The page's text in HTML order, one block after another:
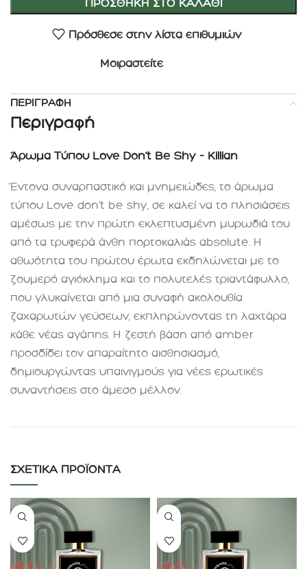
ΠΡΟΣΘΉΚΗ ΣΤΟ ΚΑΛΆΘΙ
Πρόσθεσε στην λίστα επιθυμιών
Μοιραστείτε
ΠΕΡΙΓΡΑΦΉ
Περιγραφή
Άρωμα Τύπου Love Don’t Be Shy – Killian
Έντονα συναρπαστικό και μνημειώδες, το άρωμα
τύπου Love don’t be shy, σε καλεί να το πλησιάσεις
αμέσως με την πρώτη εκλεπτυσμένη μυρωδιά του
από τα τρυφερά άνθη πορτοκαλιάς absolute. Η
αθωότητα του πρώτου έρωτα εκδηλώνεται με το
ζουμερό αγιόκλημα και το πολυτελές τριαντάφυλλο,
που γλυκαίνεται από μια συναφή ακολουθία
ζαχαρωτών γεύσεων, εκπληρώνοντας τη λαχτάρα
κάθε νέας αγάπης. Η ζεστή βάση από amber
προσδίδει τον απαραίτητο αισθησιασμό,
δημιουργώντας υπαινιγμούς για νέες ερωτικές
συναντήσεις στο άμεσο μέλλον.
ΣΧΕΤΙΚΆ ΠΡΟΪΌΝΤΑ